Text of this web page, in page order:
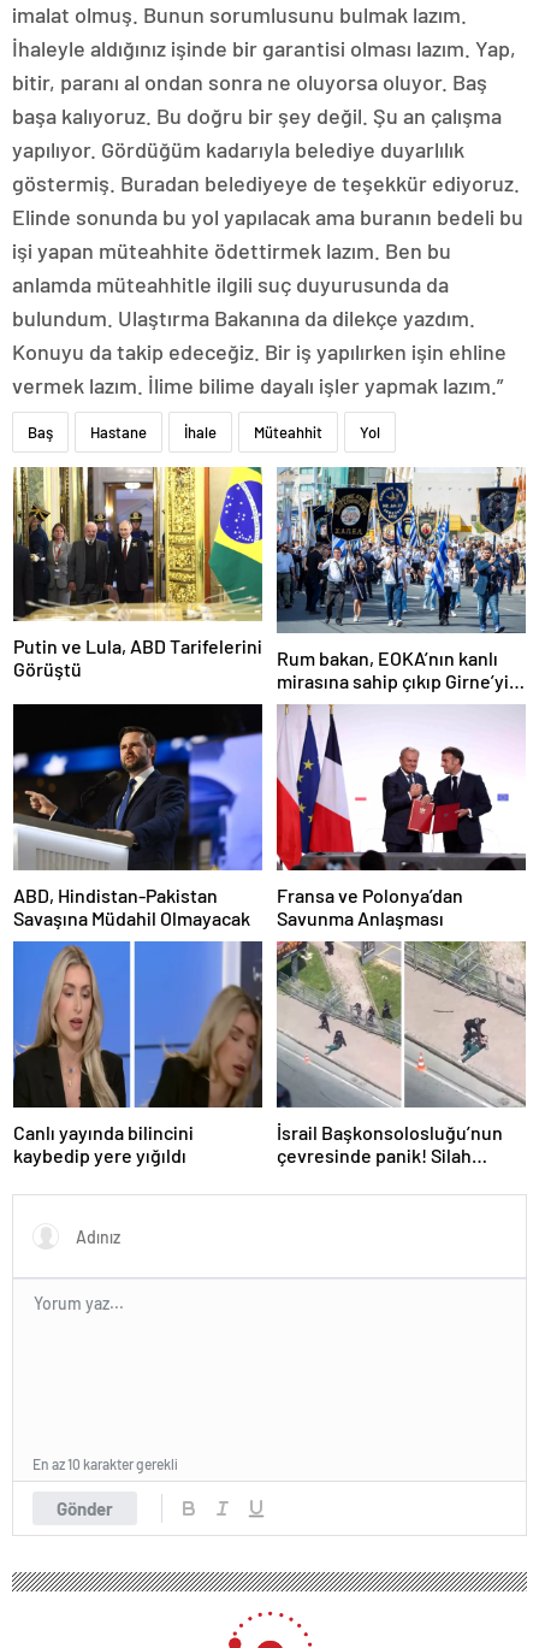
imalat olmuş. Bunun sorumlusunu bulmak lazım.
İhaleyle aldığınız işinde bir garantisi olması lazım. Yap,
bitir, paranı al ondan sonra ne oluyorsa oluyor. Baş
başa kalıyoruz. Bu doğru bir şey değil. Şu an çalışma
yapılıyor. Gördüğüm kadarıyla belediye duyarlılık
göstermiş. Buradan belediyeye de teşekkür ediyoruz.
Elinde sonunda bu yol yapılacak ama buranın bedeli bu
işi yapan müteahhite ödettirmek lazım. Ben bu
anlamda müteahhitle ilgili suç duyurusunda da
bulundum. Ulaştırma Bakanına da dilekçe yazdım.
Konuyu da takip edeceğiz. Bir iş yapılırken işin ehline
vermek lazım. İlime bilime dayalı işler yapmak lazım.”
Baş Hastane İhale Müteahhit Yol
Putin ve Lula, ABD Tarifelerini
Görüştü
Rum bakan, EOKA’nın kanlı
mirasına sahip çıkıp Girne’yi
hedef gösterdi
ABD, Hindistan-Pakistan
Savaşına Müdahil Olmayacak
Fransa ve Polonya’dan
Savunma Anlaşması
Canlı yayında bilincini
kaybedip yere yığıldı
İsrail Başkonsolosluğu’nun
çevresinde panik! Silah
açıklama geldi
Gönder
En az 10 karakter gerekli